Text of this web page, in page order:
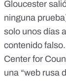
Gloucester
ninguna
solo unos días
contenido
Center for
una “web rusa